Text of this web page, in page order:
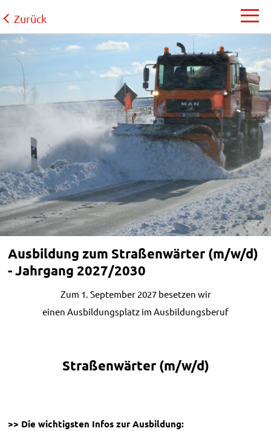
Zurück
Ausbildung zum Straßenwärter (m/w/d)
- Jahrgang 2027/2030
Zum 1. September 2027 besetzen wir
einen Ausbildungsplatz im Ausbildungsberuf
Straßenwärter (m/w/d)
>> Die wichtigsten Infos zur Ausbildung: